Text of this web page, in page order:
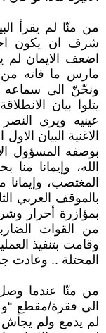
من منّا لم يقرأ
شرف ان يكون
اضعف الايمان لم
مارس ما فاته من
ونحّنّ الى سماعه
يتلوا بيان
عينيه ويرى
الاغنية البيان
بوصفه المسؤول
الله، وإيمانا
المغتصب، وإيمانا
بالموقف العربي
بمؤازرة أحرار
وقامت بتنفيذ
المحتلة .. وعادت
من منّا عندما وصل
الى فقرة/مقطع
لم يدمع ولم يجأش